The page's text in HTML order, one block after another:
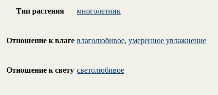
Тип растения многолетник
Отношение к влаге влаголюбивое, умеренное увлажнение
Отношение к свету светолюбивое